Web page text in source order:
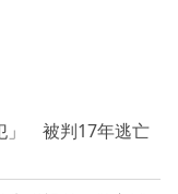
」 被判17年逃亡